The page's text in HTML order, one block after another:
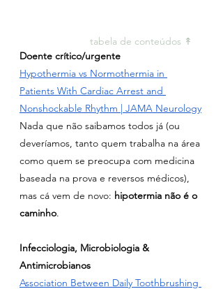
tabela de conteúdos ↟
Doente crítico/urgente
Hypothermia vs Normothermia in
Patients With Cardiac Arrest and
Nonshockable Rhythm | JAMA Neurology
Nada que não saibamos todos já (ou
deveríamos, tanto quem trabalha na área
como quem se preocupa com medicina
baseada na prova e reversos médicos),
mas cá vem de novo: hipotermia não é o
caminho.
Infecciologia, Microbiologia &
Antimicrobianos
Association Between Daily Toothbrushing